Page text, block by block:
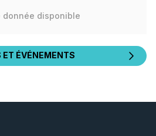
donnée disponible
ET ÉVÉNEMENTS